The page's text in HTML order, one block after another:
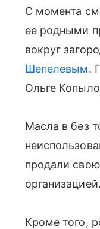
С момента
ее родными
вокруг
Шепелевым.
Ольге
Масла в без
продали
Кроме того,